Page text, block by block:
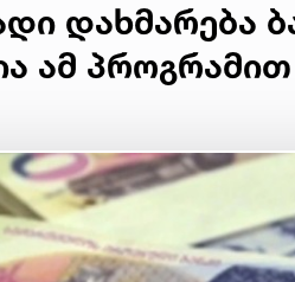
დახმარება
ამ პროგრამით